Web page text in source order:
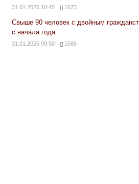
31.01.2025 10:45 1673
Свыше 90 человек с двойным
с начала года
31.01.2025 09:50 1585